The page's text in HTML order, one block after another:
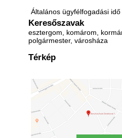
Általános ügyfélfogadási idő
Keresőszavak
esztergom, komárom,
polgármester, városháza
Térkép